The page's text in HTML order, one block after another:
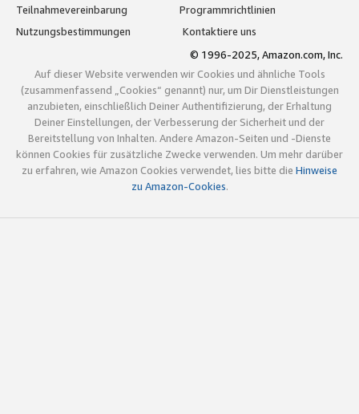
Teilnahmevereinbarung
Programmrichtlinien
Nutzungsbestimmungen
Kontaktiere uns
© 1996-2025, Amazon.com, Inc.
Auf dieser Website verwenden wir Cookies und ähnliche Tools
(zusammenfassend „Cookies“ genannt) nur, um Dir Dienstleistungen
anzubieten, einschließlich Deiner Authentifizierung, der Erhaltung
Deiner Einstellungen, der Verbesserung der Sicherheit und der
Bereitstellung von Inhalten. Andere Amazon-Seiten und -Dienste
können Cookies für zusätzliche Zwecke verwenden. Um mehr darüber
zu erfahren, wie Amazon Cookies verwendet, lies bitte die Hinweise
zu Amazon-Cookies.